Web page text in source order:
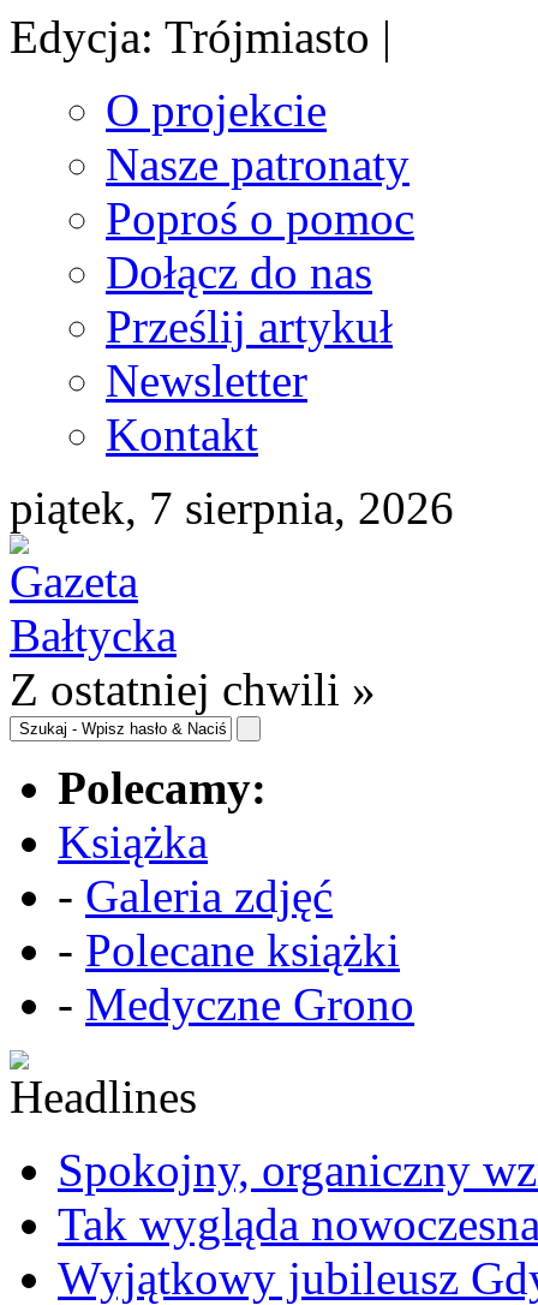
Edycja: Trójmiasto |
O projekcie
Nasze patronaty
Poproś o pomoc
Dołącz do nas
Prześlij artykuł
Newsletter
Kontakt
piątek, 7 sierpnia, 2026
Z ostatniej chwili »
Polecamy:
Książka
- Galeria zdjęć
- Polecane książki
- Medyczne Grono
Spokojny, organiczny
Tak wygląda
Wyjątkowy jubileusz